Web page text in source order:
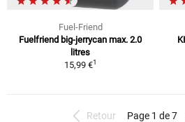
Fuel-Friend
Fuelfriend big-jerrycan max. 2.0
litres
15,99 €1
Retour Page 1 de 7